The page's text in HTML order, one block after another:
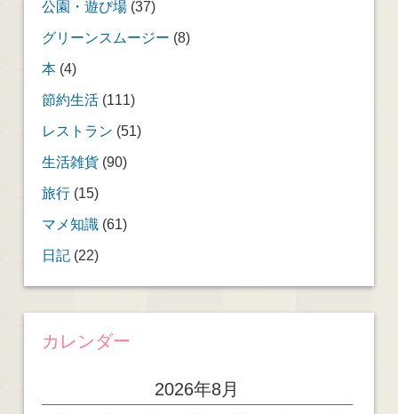
公園・遊び場(37)
グリーンスムージー (8)
本(4)
節約生活(111)
レストラン (51)
生活雑貨(90)
旅行(15)
マメ知識(61)
日記(22)
カレンダー
2026年8月